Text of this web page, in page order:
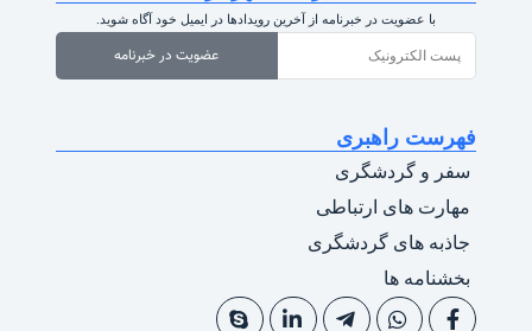
با عضویت در خبرنامه از آخرین رویدادها در ایمیل خود آگاه شوید.
عضویت در خبرنامه
فهرست راهبری
سفر و گردشگری
مهارت های ارتباطی
جاذبه های گردشگری
بخشنامه ها